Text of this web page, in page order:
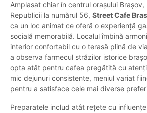
Amplasat chiar în centrul orașului Brașov,
Republicii la numărul 56, Street Cafe
ca un loc animat ce oferă o experiență
socială memorabilă. Localul îmbină
interior confortabil cu o terasă plină de
a observa farmecul străzilor istorice
opta atât pentru cafea pregătită cu
mic dejunuri consistente, meniul variat
pentru a satisface cele mai diverse
Preparatele includ atât rețete cu